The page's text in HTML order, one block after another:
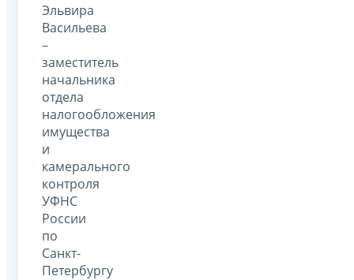
Эльвира
Васильева
–
заместитель
начальника
отдела
налогообложения
имущества
и
камерального
контроля
УФНС
России
по
Санкт-
Петербургу